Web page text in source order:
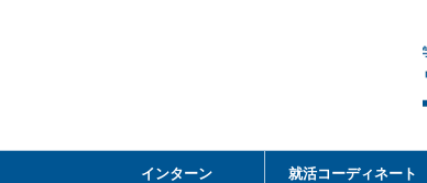
インターン 就活コーディネート